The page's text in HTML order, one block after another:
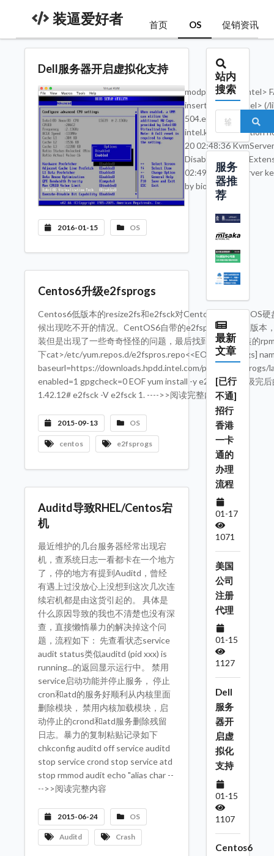
装逼爱好者 首页 OS 促销资讯
Dell服务器开启虚拟化支持
modprobe kvm_intel>
inserting kvm_intel> (/
504.el6.x86_64/
intel.ko):> Operation
20 02:48:36
Disabled Privacy
02:49:05 KvmServer
by bios
2016-01-15 OS
Centos6升级e2fsprogs
Centos6低版本的resize2fs和e2fsck对Centos7的guest OS硬
候出现吃不开的情况。CentOS6自带的e2fsprogs是1.41版本
装但是出现了一些奇奇怪怪的问题，最后找到了intel封装的
下cat>/etc/yum.repos.d/e2fspros.repo<<EOF [e2fsprogs]
baseurl=https://downloads.hpdd.intel.com/public/
enabled=1 gpgcheck=0 EOF yum install -y e2fsprogs升级完
1.42.12# e2fsck -V e2fsck 1. ---->>阅读完整内容
2015-09-13 OS
centos e2fsprogs
Auditd导致RHEL/Centos宕
机
最近维护的几台服务器经常出现宕
机，查系统日志一看都卡在一个地方
了，停的地方有提到Auditd，曾经
有遇上过没放心上没想到这次几次连
续宕机都是由这货引起的。 具体是
什么原因导致的我也不清楚也没有深
查，直接懒惰暴力的解决掉这个问
题，流程如下： 先查看状态service
audit status类似auditd (pid xxx) is
running...的返回显示运行中。 禁用
service启动功能并停止服务， 停止
cron和atd的服务好顺利从内核里面
删除模块， 禁用内核加载模块，启
动停止的crond和atd服务删除残留
日志。暴力的复制粘贴记录如下
chkconfig auditd off service auditd
stop service crond stop service atd
stop rmmod audit echo "alias char --
-->>阅读完整内容
2015-06-24 OS
Auditd Crash
站内
搜索
服务
器推
荐
最新
文章
[已行
不通]
招行
香港
一卡
通的
办理
流程
01-17
1071
美国
公司
注册
代理
01-15
1127
Dell
服务
器开
启虚
拟化
支持
01-15
1107
Centos6